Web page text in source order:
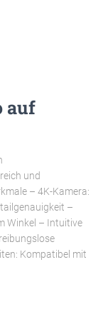
auf
und
– 4K-Kamera:
–
Winkel – Intuitive
Kompatibel mit